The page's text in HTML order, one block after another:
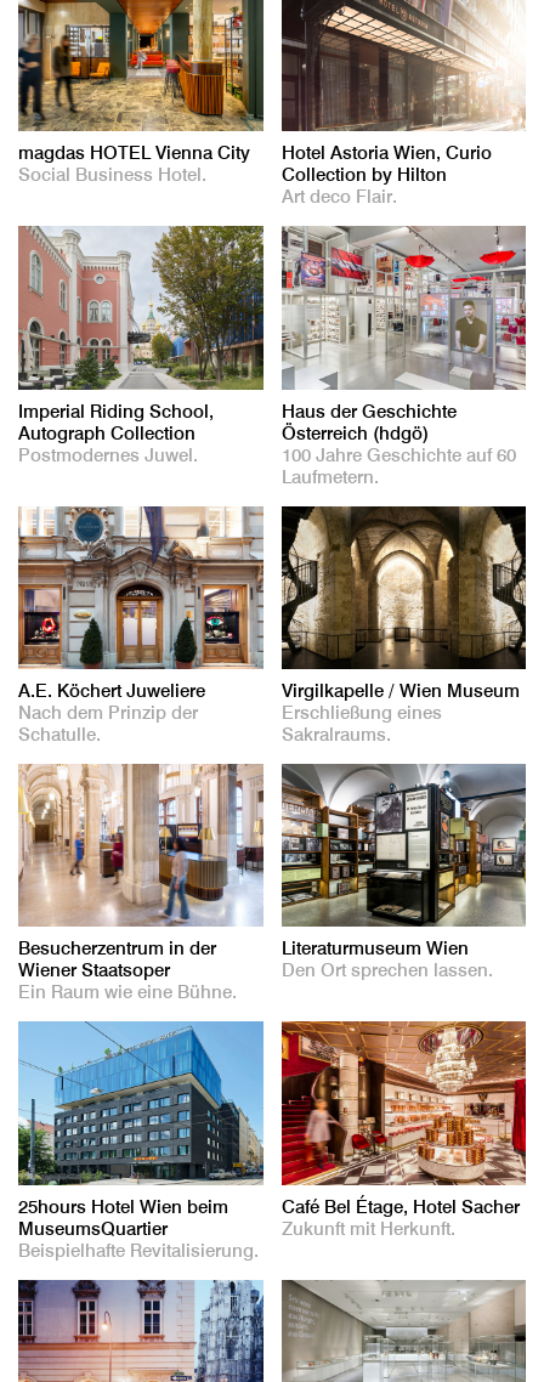
magdas HOTEL Vienna City
Social Business Hotel.
Hotel Astoria Wien, Curio
Collection by Hilton
Art deco Flair.
Imperial Riding School,
Autograph Collection
Postmodernes Juwel.
Haus der Geschichte
Österreich (hdgö)
100 Jahre Geschichte auf 60
Laufmetern.
A.E. Köchert Juweliere
Nach dem Prinzip der
Schatulle.
Virgilkapelle / Wien Museum
Erschließung eines
Sakralraums.
Besucherzentrum in der
Wiener Staatsoper
Ein Raum wie eine Bühne.
Literaturmuseum Wien
Den Ort sprechen lassen.
25hours Hotel Wien beim
MuseumsQuartier
Beispielhafte Revitalisierung.
Café Bel Étage, Hotel Sacher
Zukunft mit Herkunft.